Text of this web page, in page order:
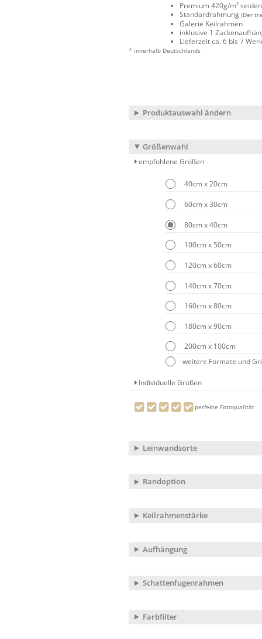
Premium 420g/m²
Standardrahmung (Der
Galerie Keilrahmen
inklusive 1
Lieferzeit ca. 6 bis 7
* innerhalb Deutschlands
Produktauswahl ändern
Größenwahl
empfohlene Größen
40cm x 20cm
60cm x 30cm
80cm x 40cm
100cm x 50cm
120cm x 60cm
140cm x 70cm
160cm x 80cm
180cm x 90cm
200cm x 100cm
weitere Formate und
Individuelle Größen
perfekte Fotoqualität
Leinwandsorte
Randoption
Keilrahmenstärke
Aufhängung
Schattenfugenrahmen
Farbfilter